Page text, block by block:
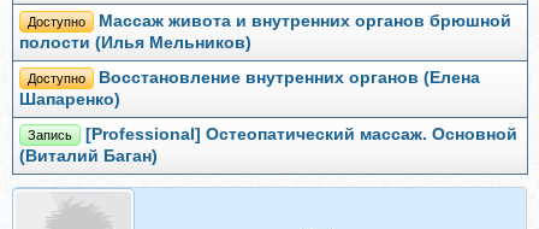
Доступно
Массаж живота и внутренних органов брюшной
полости (Илья Мельников)
Доступно
Восстановление внутренних органов (Елена
Шапаренко)
Запись
[Professional] Остеопатический массаж. Основной
(Виталий Баган)